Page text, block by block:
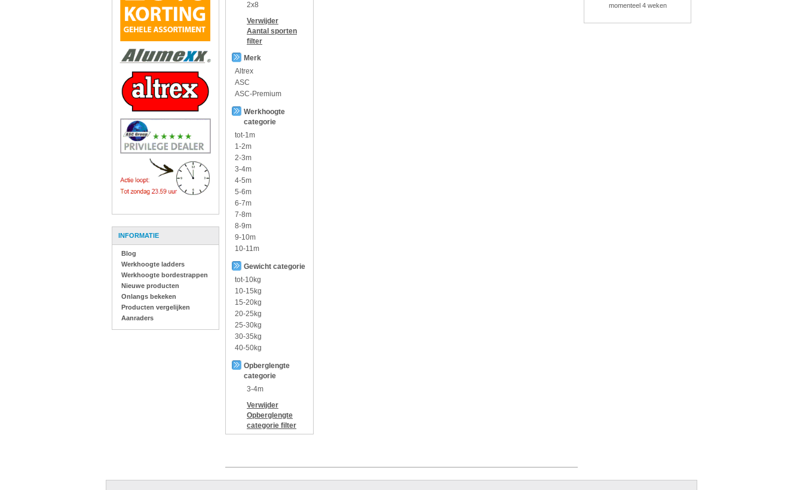
INFORMATIE
Blog
Werkhoogte ladders
Werkhoogte bordestrappen
Nieuwe producten
Onlangs bekeken
Producten vergelijken
Aanraders
2x8
Verwijder
Aantal sporten
filter
Merk
Altrex
ASC
ASC-Premium
Werkhoogte
categorie
tot-1m
1-2m
2-3m
3-4m
4-5m
5-6m
6-7m
7-8m
8-9m
9-10m
10-11m
Gewicht categorie
tot-10kg
10-15kg
15-20kg
20-25kg
25-30kg
30-35kg
40-50kg
Opberglengte
categorie
3-4m
Verwijder
Opberglengte
categorie filter
momenteel 4 weken